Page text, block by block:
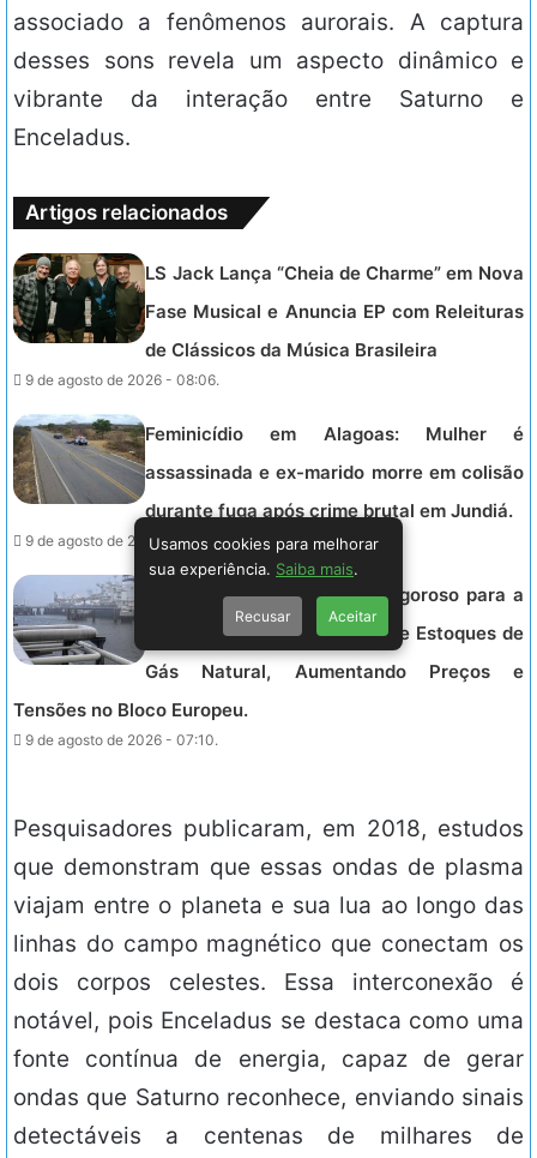
associado a fenômenos aurorais. A captura
desses sons revela um aspecto dinâmico e
vibrante da interação entre Saturno e
Enceladus.
Artigos relacionados
LS Jack Lança “Cheia de Charme” em Nova
Fase Musical e Anuncia EP com Releituras
de Clássicos da Música Brasileira
9 de agosto de 2026 - 08:06.
Feminicídio em Alagoas: Mulher é
assassinada e ex-marido morre em colisão
durante fuga após crime brutal em Jundiá.
9 de agosto de 2026 - 07:55.
Alemanha Arrisca Inverno Rigoroso para a
UE ao Ignorar Necessidade de Estoques de
Gás Natural, Aumentando Preços e
Tensões no Bloco Europeu.
9 de agosto de 2026 - 07:10.
Pesquisadores publicaram, em 2018, estudos
que demonstram que essas ondas de plasma
viajam entre o planeta e sua lua ao longo das
linhas do campo magnético que conectam os
dois corpos celestes. Essa interconexão é
notável, pois Enceladus se destaca como uma
fonte contínua de energia, capaz de gerar
ondas que Saturno reconhece, enviando sinais
detectáveis a centenas de milhares de
Usamos cookies para melhorar
sua experiência. Saiba mais.
Recusar Aceitar